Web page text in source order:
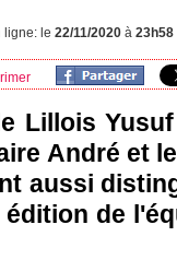
ligne: le 22/11/2020 à 23h58
Lillois
André et
aussi
de